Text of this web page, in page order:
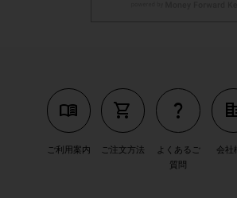
menu_book
ご利用案内
shopping_cart
ご注文方法
question_mark
よくあるご
質問
会社